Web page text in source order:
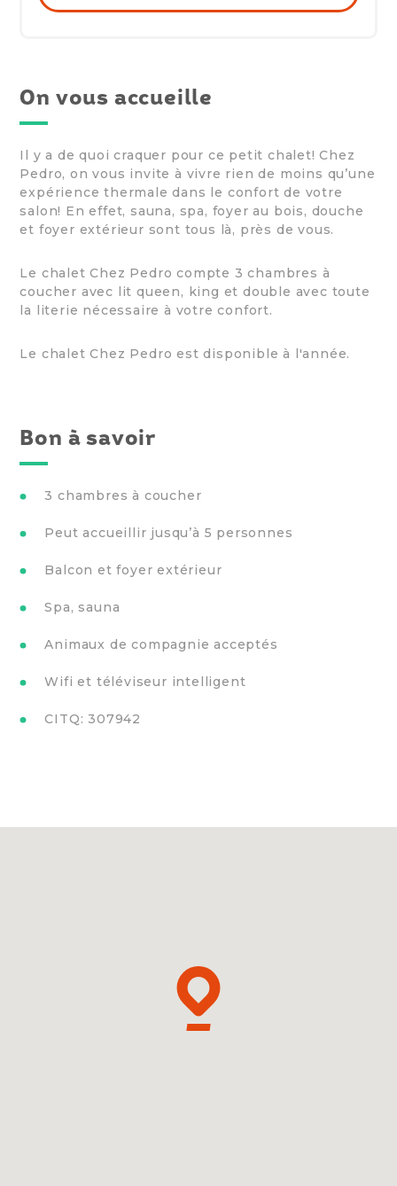
On vous accueille
Il y a de quoi craquer pour ce petit chalet! Chez
Pedro, on vous invite à vivre rien de moins qu’une
expérience thermale dans le confort de votre
salon! En effet, sauna, spa, foyer au bois, douche
et foyer extérieur sont tous là, près de vous.
Le chalet Chez Pedro compte 3 chambres à
coucher avec lit queen, king et double avec toute
la literie nécessaire à votre confort.
Le chalet Chez Pedro est disponible à l'année.
Bon à savoir
3 chambres à coucher
Peut accueillir jusqu’à 5 personnes
Balcon et foyer extérieur
Spa, sauna
Animaux de compagnie acceptés
Wifi et téléviseur intelligent
CITQ: 307942